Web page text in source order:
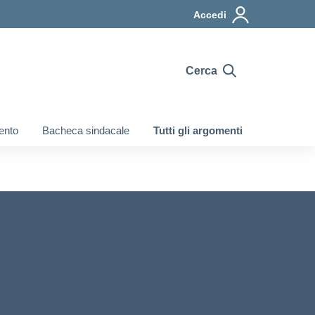
Accedi
Cerca
Bacheca sindacale Tutti gli argomenti